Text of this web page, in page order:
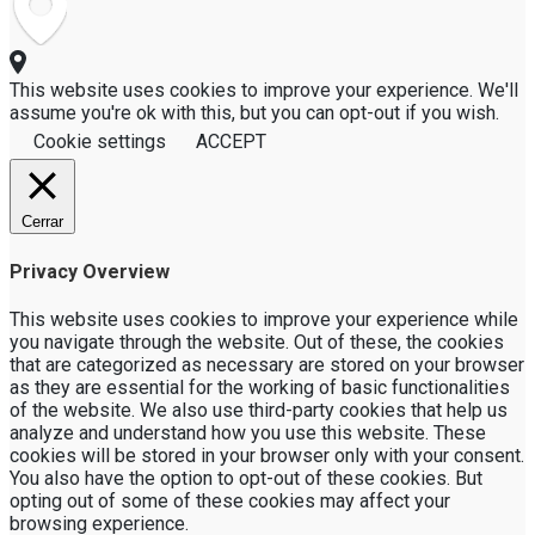
This website uses cookies to improve your experience. We'll
assume you're ok with this, but you can opt-out if you wish.
Cookie settings
ACCEPT
Cerrar
Privacy Overview
This website uses cookies to improve your experience while
you navigate through the website. Out of these, the cookies
that are categorized as necessary are stored on your browser
as they are essential for the working of basic functionalities
of the website. We also use third-party cookies that help us
analyze and understand how you use this website. These
cookies will be stored in your browser only with your consent.
You also have the option to opt-out of these cookies. But
opting out of some of these cookies may affect your
browsing experience.